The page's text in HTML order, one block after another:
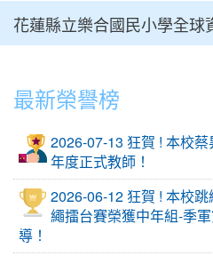
花蓮縣立樂合國民小學全球
最新榮譽榜
2026-07-13 狂賀 ! 本校
年度正式教師！
2026-06-12 狂賀 ! 本校
繩擂台賽榮獲中年組-季
導！